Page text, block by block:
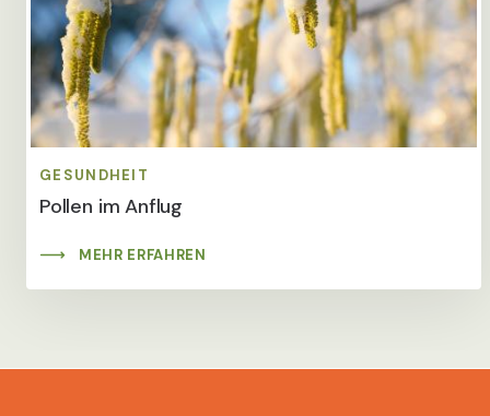
GESUNDHEIT
Pollen im Anflug
MEHR ERFAHREN